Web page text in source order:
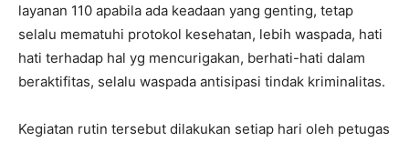
layanan 110 apabila ada keadaan yang genting, tetap
selalu mematuhi protokol kesehatan, lebih waspada, hati
hati terhadap hal yg mencurigakan, berhati-hati dalam
beraktifitas, selalu waspada antisipasi tindak kriminalitas.
Kegiatan rutin tersebut dilakukan setiap hari oleh petugas